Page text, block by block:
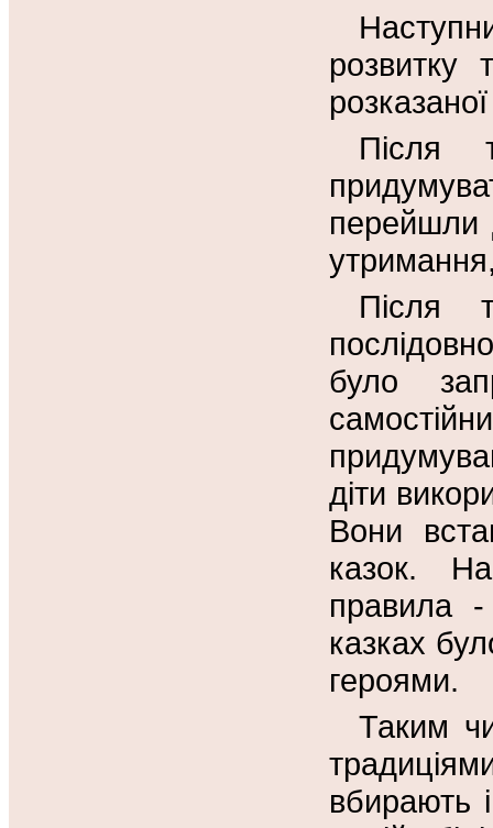
розвитку
Після
перейшли
Після
було
діти
Вони
казок.
правила
казках
героями.
Таким
вбирають